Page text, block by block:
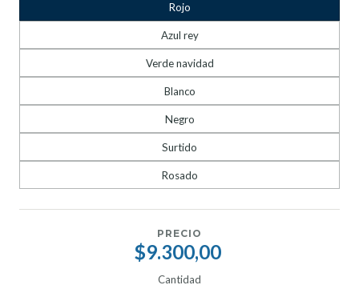
Rojo
Azul rey
Verde navidad
Blanco
Negro
Surtido
Rosado
PRECIO
$9.300,00
Cantidad